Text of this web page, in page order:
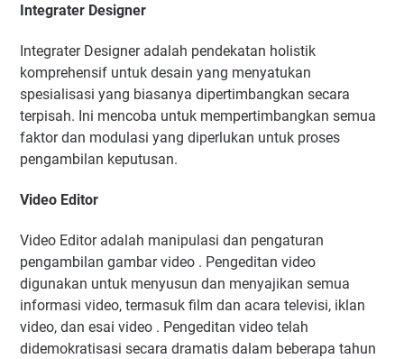
Integrater Designer
Integrater Designer adalah pendekatan holistik
komprehensif untuk desain yang menyatukan
spesialisasi yang biasanya dipertimbangkan secara
terpisah. Ini mencoba untuk mempertimbangkan semua
faktor dan modulasi yang diperlukan untuk proses
pengambilan keputusan.
Video Editor
Video Editor adalah manipulasi dan pengaturan
pengambilan gambar video . Pengeditan video
digunakan untuk menyusun dan menyajikan semua
informasi video, termasuk film dan acara televisi, iklan
video, dan esai video . Pengeditan video telah
didemokratisasi secara dramatis dalam beberapa tahun